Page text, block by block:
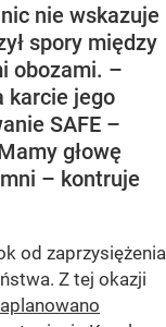
nie wskazuje
spory między
obozami. –
karcie jego
SAFE –
głowę
– kontruje
od zaprzysiężenia
Z tej okazji